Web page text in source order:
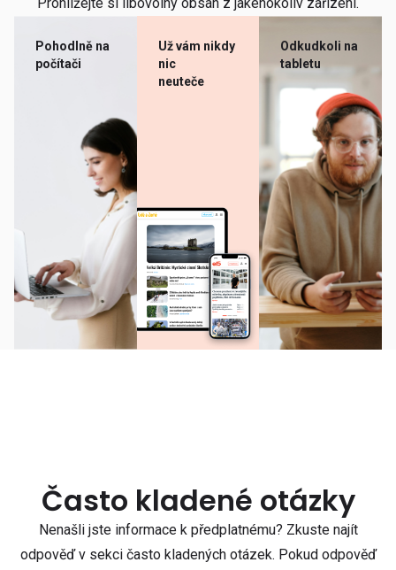
Pohodlně na
počítači
Už vám nikdy
nic
neuteče
Odkudkoli na
tabletu
Často kladené otázky
Nenašli jste informace k předplatnému? Zkuste najít
odpověď v sekci často kladených otázek. Pokud odpověď